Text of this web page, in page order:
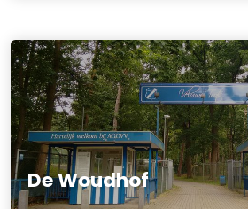
De Woudhof